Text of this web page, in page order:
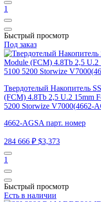
1
Быстрый просмотр
Под заказ
Твердотелый Накопитель
(FCM) 4.8Tb 2,5 U.2 15mm
5200 Storwize V7000(4662-
4662-AGSA парт. номер
284 666 ₽ $3,373
1
Быстрый просмотр
Есть в наличии